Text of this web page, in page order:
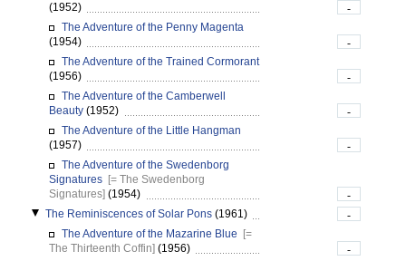
(1952)
-
The Adventure of the Penny Magenta
(1954)
-
The Adventure of the Trained Cormorant
(1956)
-
The Adventure of the Camberwell
Beauty (1952)
-
The Adventure of the Little Hangman
(1957)
-
The Adventure of the Swedenborg
Signatures [= The Swedenborg
Signatures] (1954)
-
The Reminiscences of Solar Pons (1961)
-
The Adventure of the Mazarine Blue
[=
The Thirteenth Coffin] (1956)
-